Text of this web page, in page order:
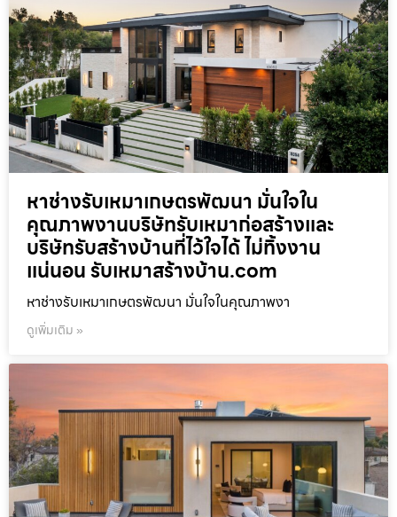
หาช่างรับเหมาเกษตรพัฒนา มั่นใจใน
คุณภาพงานบริษัทรับเหมาก่อสร้างและ
บริษัทรับสร้างบ้านที่ไว้ใจได้ ไม่ทิ้งงาน
แน่นอน รับเหมาสร้างบ้าน.com
หาช่างรับเหมาเกษตรพัฒนา มั่นใจในคุณภาพงา
ดูเพิ่มเติม »